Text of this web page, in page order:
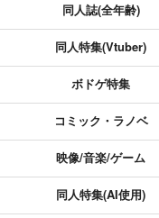
おまとめサイクル「定期便(
重要 「とらのあな×駿河屋日本橋乙女同人誌
【2025/12/1より】「通販ポイント
個人情報保護方針の改
重要 ポイント付与・管理体
全てのお知らせを見る
同人誌(全年齢)
同人特集(Vtuber)
ボドゲ特集
コミック・ラノベ
映像/音楽/ゲーム
同人特集(AI使用)